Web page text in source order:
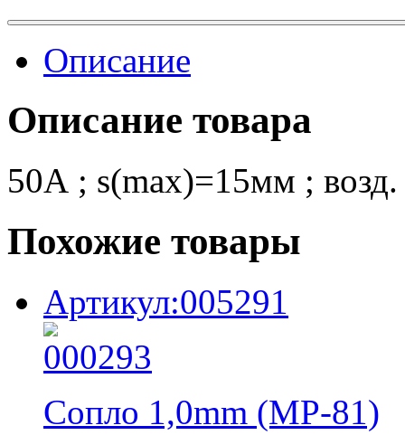
Описание
Описание товара
50А ; s(max)=15мм ;
Похожие товары
Артикул:005291
Сопло 1,0mm (MP-81)